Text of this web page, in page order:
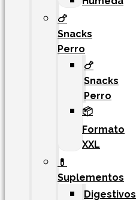
🍗
Snacks
Perro
🍗
Snacks
Perro
📦
Formato
XXL
💊
Suplementos
Digestivos